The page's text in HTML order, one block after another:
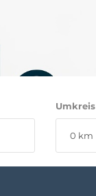
Umkreis